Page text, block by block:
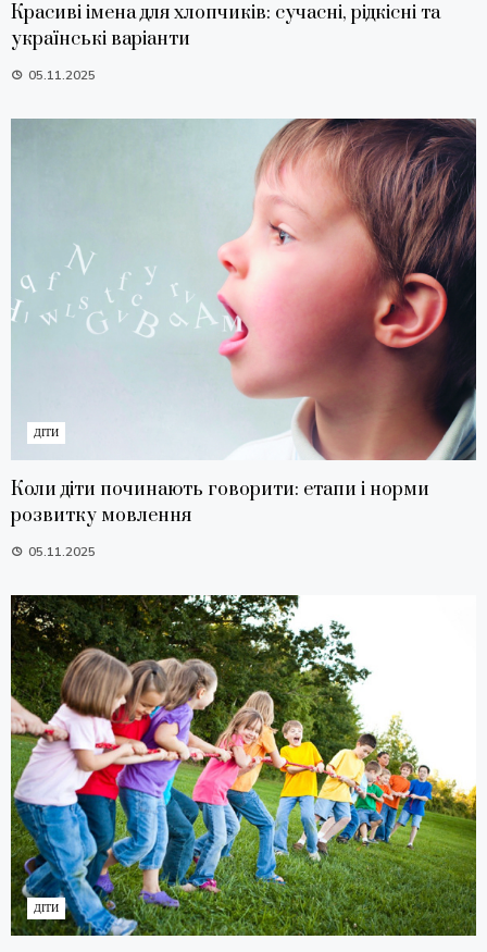
Красиві імена для хлопчиків: сучасні, рідкісні та
українські варіанти
05.11.2025
ДІТИ
Коли діти починають говорити: етапи і норми
розвитку мовлення
05.11.2025
ДІТИ